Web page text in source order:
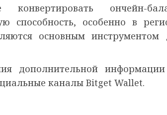
конвертировать ончейн-
способность, особенно в
основным
дополнительной информации
каналы Bitget Wallet.